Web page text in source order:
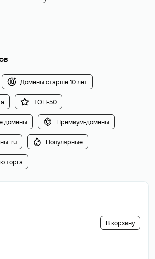
Домены старше 10 лет
ТОП-50
домены Премиум-домены
.ru Популярные
торга
В корзину